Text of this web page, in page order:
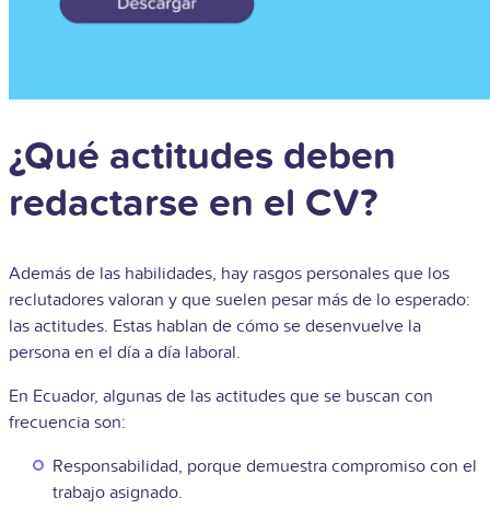
¿Qué actitudes deben
redactarse en el CV?
Además de las habilidades, hay rasgos personales que los
reclutadores valoran y que suelen pesar más de lo esperado:
las actitudes. Estas hablan de cómo se desenvuelve la
persona en el día a día laboral.
En Ecuador, algunas de las actitudes que se buscan con
frecuencia son:
Responsabilidad, porque demuestra compromiso con el
trabajo asignado.